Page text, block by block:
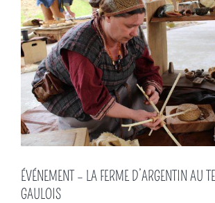
ÉVÉNEMENT – LA FERME D’ARGENTIN AU
GAULOIS